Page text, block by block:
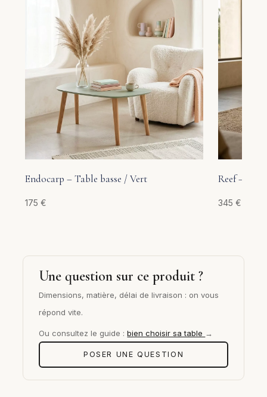
Endocarp – Table basse / Vert
175€
Reef –
345 €
Une question sur ce produit ?
Dimensions, matière, délai de livraison : on vous
répond vite.
Ou consultez le guide :bien choisir sa table →
POSER UNE QUESTION